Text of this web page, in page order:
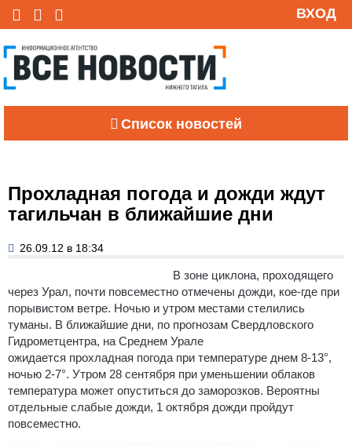
ВХОД
Список новостей
Прохладная погода и дожди ждут
тагильчан в ближайшие дни
26.09.12 в 18:34
В зоне циклона, проходящего
через Урал, почти повсеместно отмечены дожди, кое-где при
порывистом ветре. Ночью и утром местами стелились
туманы. В ближайшие дни, по прогнозам Свердловского
Гидрометцентра, на Среднем Урале
ожидается прохладная погода при температуре днем 8-13°,
ночью 2-7°. Утром 28 сентября при уменьшении облаков
температура может опуститься до заморозков. Вероятны
отдельные слабые дожди, 1 октября дожди пройдут
повсеместно.